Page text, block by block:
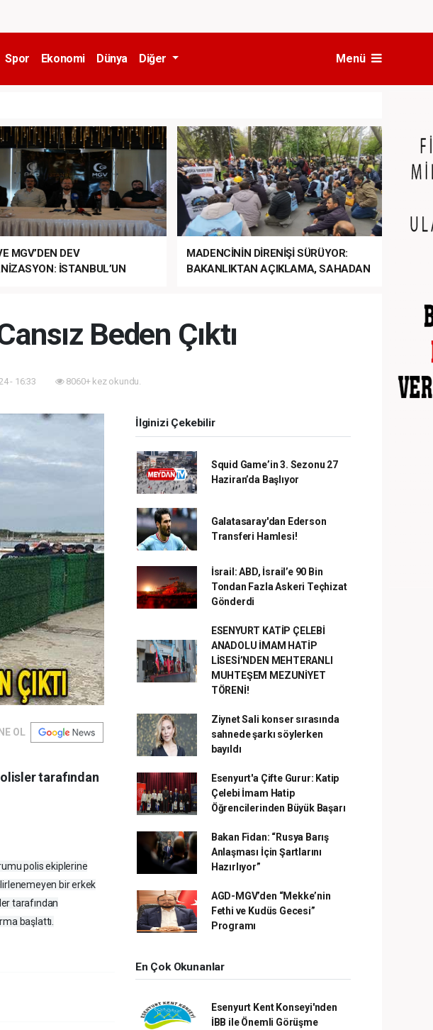
Spor Ekonomi Dünya Diğer Menü
MGV’DEN DEV
İSTANBUL’UN
MADENCİNİN DİRENİŞİ SÜRÜYOR:
BAKANLIKTAN AÇIKLAMA, SAHADAN
Beden Çıktı
- 16:33 8060+ kez okundu.
OL
tarafından
polis ekiplerine
bir erkek
tarafından
başlattı.
İlginizi Çekebilir
Squid Game’in 3. Sezonu 27
Haziran’da Başlıyor
Galatasaray'dan Ederson
Transferi Hamlesi!
İsrail: ABD, İsrail’e 90 Bin
Tondan Fazla Askeri Teçhizat
Gönderdi
ESENYURT KATİP ÇELEBİ
ANADOLU İMAM HATİP
LİSESİ’NDEN MEHTERANLI
MUHTEŞEM MEZUNİYET
TÖRENİ!
Ziynet Sali konser sırasında
sahnede şarkı söylerken
bayıldı
Esenyurt'a Çifte Gurur: Katip
Çelebi İmam Hatip
Öğrencilerinden Büyük Başarı
Bakan Fidan: “Rusya Barış
Anlaşması İçin Şartlarını
Hazırlıyor”
AGD-MGV’den “Mekke’nin
Fethi ve Kudüs Gecesi”
Programı
En Çok Okunanlar
Esenyurt Kent Konseyi'nden
İBB ile Önemli Görüşme